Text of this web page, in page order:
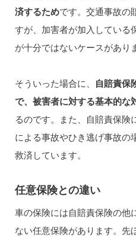
済するためです。交通事故の
すが、加害者が加入している
が十分ではないケースがあり
そういった場合に、
自賠責保
で、被害者に対する基本的な
るのです。また、自賠責保険
による事故やひき逃げ事故の
救済しています。
任意保険との違い
車の保険には自賠責保険の他
ない任意保険があります。先